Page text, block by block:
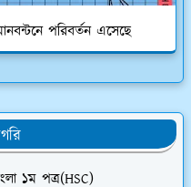
পরিবর্তন এসেছে
১ম পত্র(HSC)